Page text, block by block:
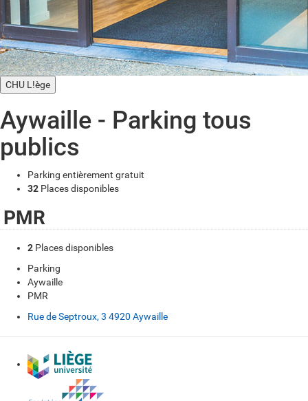
CHU L!ège
Aywaille - Parking tous
publics
Parking entièrement gratuit
32 Places disponibles
PMR
2 Places disponibles
Parking
Aywaille
PMR
Rue de Septroux, 3 4920 Aywaille